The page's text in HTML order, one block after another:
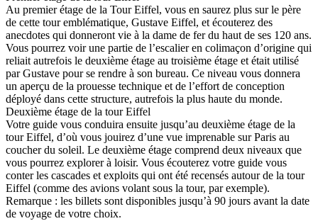
Au premier étage de la Tour Eiffel, vous en saurez plus sur le père
de cette tour emblématique, Gustave Eiffel, et écouterez des
anecdotes qui donneront vie à la dame de fer du haut de ses 120 ans.
Vous pourrez voir une partie de l’escalier en colimaçon d’origine qui
reliait autrefois le deuxième étage au troisième étage et était utilisé
par Gustave pour se rendre à son bureau. Ce niveau vous donnera
un aperçu de la prouesse technique et de l’effort de conception
déployé dans cette structure, autrefois la plus haute du monde.
Deuxième étage de la tour Eiffel
Votre guide vous conduira ensuite jusqu’au deuxième étage de la
tour Eiffel, d’où vous jouirez d’une vue imprenable sur Paris au
coucher du soleil. Le deuxième étage comprend deux niveaux que
vous pourrez explorer à loisir. Vous écouterez votre guide vous
conter les cascades et exploits qui ont été recensés autour de la tour
Eiffel (comme des avions volant sous la tour, par exemple).
Remarque : les billets sont disponibles jusqu’à 90 jours avant la date
de voyage de votre choix.